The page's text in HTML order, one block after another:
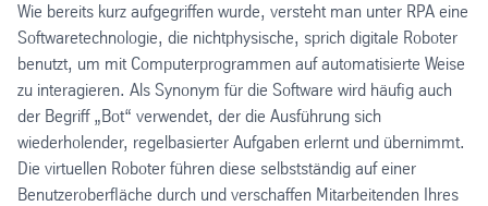
Wie bereits kurz aufgegriffen wurde, versteht man unter RPA eine
Softwaretechnologie, die nichtphysische, sprich digitale Roboter
benutzt, um mit Computerprogrammen auf automatisierte Weise
zu interagieren. Als Synonym für die Software wird häufig auch
der Begriff „Bot“ verwendet, der die Ausführung sich
wiederholender, regelbasierter Aufgaben erlernt und übernimmt.
Die virtuellen Roboter führen diese selbstständig auf einer
Benutzeroberfläche durch und verschaffen Mitarbeitenden Ihres